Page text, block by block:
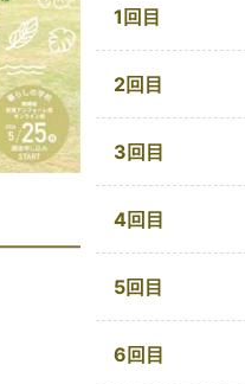
1回目
2回目
3回目
4回目
5回目
6回目